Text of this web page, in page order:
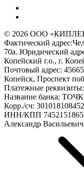
© 2026 ООО
Фактический
70а. Юридический
Копейский г.о., г.
Почтовый адрес:
Копейск, Проспект
Платежные
Название банка:
Корр./сч:
ИНН/КПП
Александр